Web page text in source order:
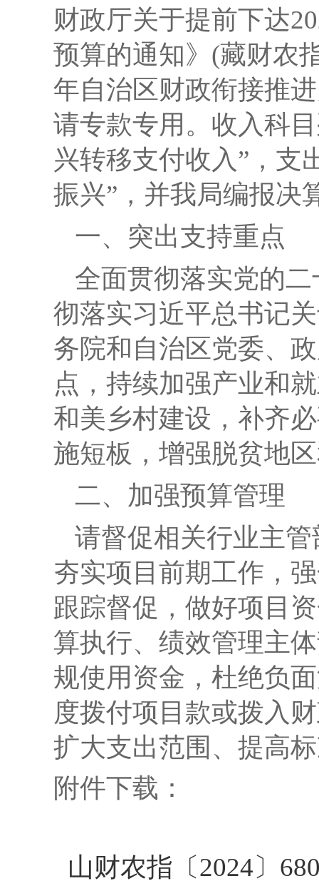
财政厅关于提前下达
预算的通知》(藏财农
年自治区财政衔接推
请专款专用。收入科
兴转移支付收入”，支
振兴”，并我局编报决
一、突出支持重点
全面贯彻落实党的
彻落实习近平总书记
务院和自治区党委、
点，持续加强产业和
和美乡村建设，补齐
施短板，增强脱贫地
二、加强预算管理
请督促相关行业主
夯实项目前期工作，
跟踪督促，做好项目
算执行、绩效管理主
规使用资金，杜绝负
度拨付项目款或拨入
扩大支出范围、提高
附件下载：
山财农指〔2024〕